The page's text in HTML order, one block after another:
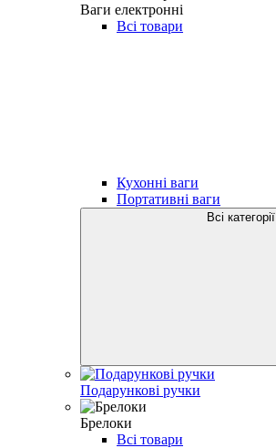
Ваги електронні
Всі товари
Кухонні ваги
Портативні ваги
Всі категорії
Подарункові ручки
Брелоки
Всі товари